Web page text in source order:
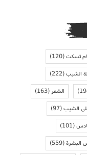
تسكت(120)
الشيب(222)
الشعر(163)
الشيب(97)
(101)
البشرة(559)